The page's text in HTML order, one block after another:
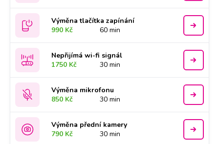
Výměna tlačítka zapínání
990 Kč
60 min
Nepřijímá wi-fi signál
1750 Kč
30 min
Výměna mikrofonu
850 Kč
30 min
Výměna přední kamery
790 Kč
30 min